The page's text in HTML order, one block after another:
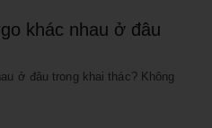
khác nhau ở đâu
ở đâu trong khai thác? Không